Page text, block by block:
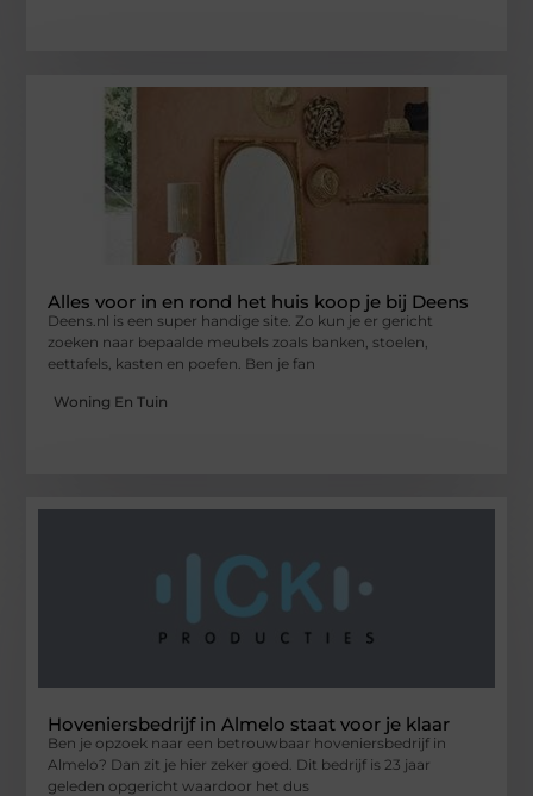
Alles voor in en rond het huis koop je bij Deens
Deens.nl is een super handige site. Zo kun je er gericht
zoeken naar bepaalde meubels zoals banken, stoelen,
eettafels, kasten en poefen. Ben je fan
Woning En Tuin
Hoveniersbedrijf in Almelo staat voor je klaar
Ben je opzoek naar een betrouwbaar hoveniersbedrijf in
Almelo? Dan zit je hier zeker goed. Dit bedrijf is 23 jaar
geleden opgericht waardoor het dus